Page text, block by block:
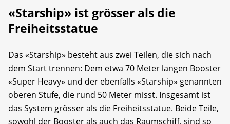
«Starship» ist grösser als die
Freiheitsstatue
Das «Starship» besteht aus zwei Teilen, die sich nach
dem Start trennen: Dem etwa 70 Meter langen Booster
«Super Heavy» und der ebenfalls «Starship» genannten
oberen Stufe, die rund 50 Meter misst. Insgesamt ist
das System grösser als die Freiheitsstatue. Beide Teile,
sowohl der Booster als auch das Raumschiff, sind so